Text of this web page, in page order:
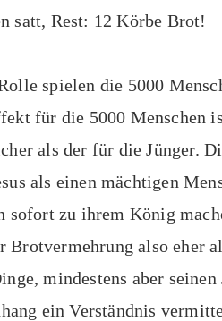
satt, Rest: 12 Körbe Brot!
spielen die 5000
für die 5000 Menschen
als der für die Jünger.
als einen mächtigen
sofort zu ihrem König
Brotvermehrung also eher
mindestens aber
ein Verständnis